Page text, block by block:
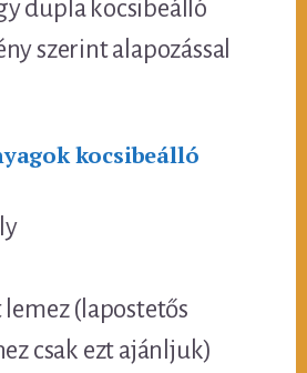
dupla kocsibeálló
szerint alapozással
kocsibeálló
lemez (lapostetős
csak ezt ajánljuk)